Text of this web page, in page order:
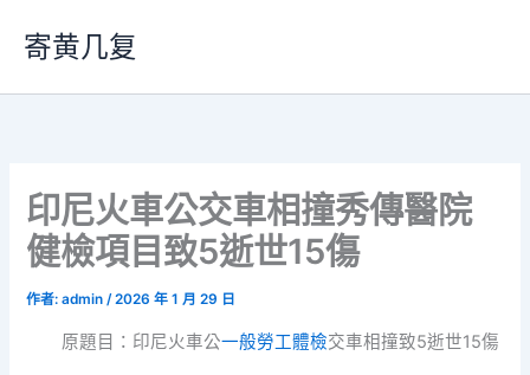
要
寄黄几复
印尼火車公交車相撞秀傳醫院
健檢項目致5逝世15傷
作者:admin/2026 年 1 月 29 日
原題目：印尼火車公一般勞工體檢交車相撞致5逝世15傷